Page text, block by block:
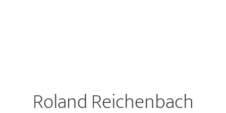
Roland Reichenbach